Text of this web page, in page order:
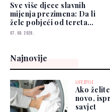
Sve više djece slavnih
mijenja prezimena: Da li
žele pobjeći od tereta
poznatih roditelja?
07. 08. 2026.
Najnovije
LIFESTYLE
Ako
novo,
savjet